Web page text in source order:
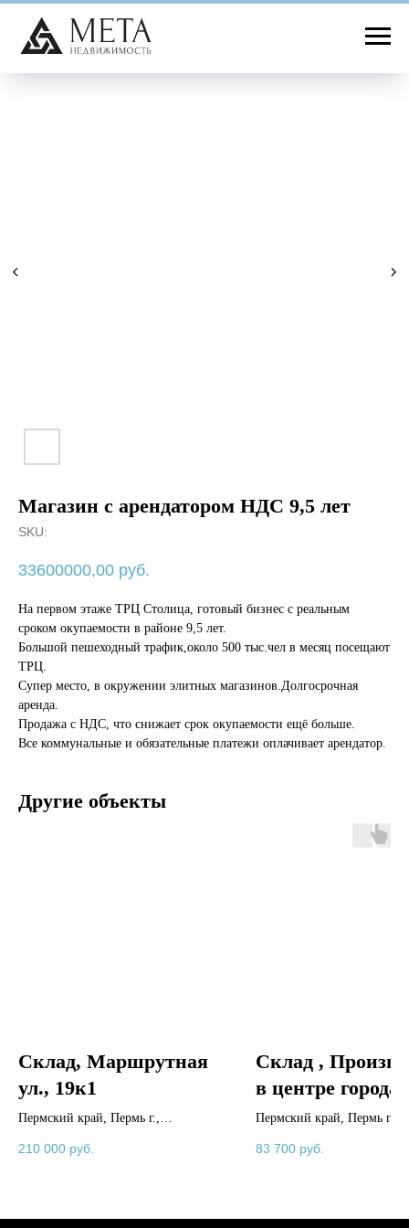
Магазин с арендатором НДС 9,5 лет
SKU:
33600000,00 руб.
На первом этаже ТРЦ Столица, готовый бизнес с реальным
сроком окупаемости в районе 9,5 лет.
Большой пешеходный трафик,около 500 тыс.чел в месяц посещают
ТРЦ.
Супер место, в окружении элитных магазинов.Долгосрочная
аренда.
Продажа с НДС, что снижает срок окупаемости ещё больше.
Все коммунальные и обязательные платежи оплачивает арендатор.
Другие объекты
Склад, Маршрутная
ул., 19к1
Пермский край, Пермь г.,
210 000 руб.
Склад ,
в центре города
200м2
Пермский край, Пермь г.,
83 700 руб.